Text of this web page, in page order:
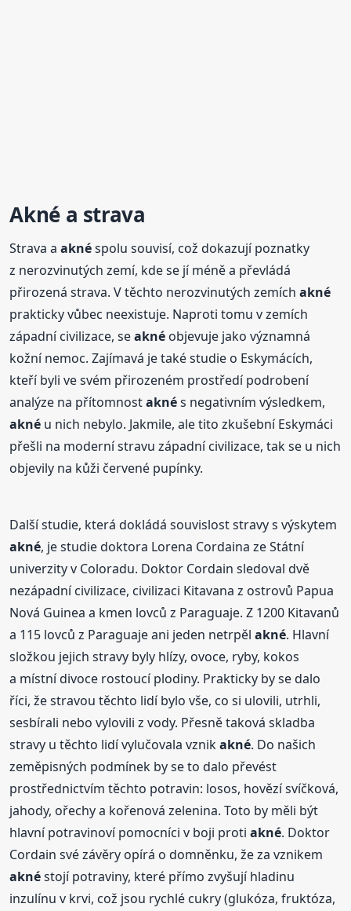
Aknéa strava
Strava aaknéspolu souvisí, což dokazují poznatky
z nerozvinutých zemí, kde se jí méně a převládá
přirozená strava. V těchto nerozvinutých zemíchakné
prakticky vůbec neexistuje. Naproti tomu v zemích
západní civilizace, seakné objevuje jako významná
kožní nemoc. Zajímavá je také studie o Eskymácích,
kteří byli ve svém přirozeném prostředí podrobení
analýze na přítomnostaknés negativním výsledkem,
akné u nich nebylo. Jakmile, ale tito zkušební Eskymáci
přešli na moderní stravu západní civilizace, tak se u nich
objevily na kůži červené pupínky.
Další studie, která dokládá souvislost stravy s výskytem
akné, je studie doktora Lorena Cordaina ze Státní
univerzity v Coloradu. Doktor Cordain sledoval dvě
nezápadní civilizace, civilizaci Kitavana z ostrovů Papua
Nová Guinea a kmen lovců z Paraguaje. Z 1200 Kitavanů
a 115 lovců z Paraguaje ani jeden netrpělakné. Hlavní
složkou jejich stravy byly hlízy, ovoce, ryby, kokos
a místní divoce rostoucí plodiny. Prakticky by se dalo
říci, že stravou těchto lidí bylo vše, co si ulovili, utrhli,
sesbírali nebo vylovili z vody. Přesně taková skladba
stravy u těchto lidí vylučovala vznikakné. Do našich
zeměpisných podmínek by se to dalo převést
prostřednictvím těchto potravin: losos, hovězí svíčková,
jahody, ořechy a kořenová zelenina. Toto by měli být
hlavní potravinoví pomocníci v boji protiakné. Doktor
Cordain své závěry opírá o domněnku, že za vznikem
aknéstojí potraviny, které přímo zvyšují hladinu
inzulínu v krvi, což jsou rychlé cukry (glukóza, fruktóza,